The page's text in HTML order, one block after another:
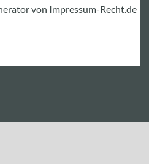
von Impressum-Recht.de